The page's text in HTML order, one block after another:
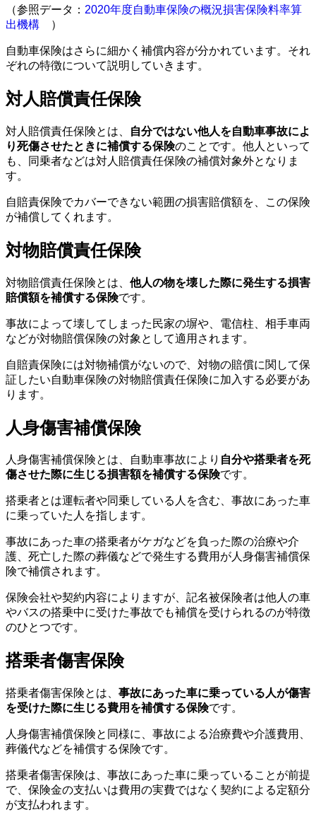
（参照データ： 2020年度自動車保険の概況損害保険料率算
出機構 ）
自動車保険はさらに細かく補償内容が分かれています。それ
ぞれの特徴について説明していきます。
対人賠償責任保険
対人賠償責任保険とは、
自分ではない他人を自動車事故によ
り死傷させたときに補償する保険のことです。他人といって
も、同乗者などは対人賠償責任保険の補償対象外となりま
す。
自賠責保険でカバーできない範囲の損害賠償額を、この保険
が補償してくれます。
対物賠償責任保険
対物賠償責任保険とは、 他人の物を壊した際に発生する損害
賠償額を補償する保険です。
事故によって壊してしまった民家の塀や、電信柱、相手車両
などが対物賠償保険の対象として適用されます。
自賠責保険には対物補償がないので、対物の賠償に関して保
証したい自動車保険の対物賠償責任保険に加入する必要があ
ります。
人身傷害補償保険
人身傷害補償保険とは、自動車事故により 自分や搭乗者を死
傷させた際に生じる損害額を補償する保険です。
搭乗者とは運転者や同乗している人を含む、事故にあった車
に乗っていた人を指します。
事故にあった車の搭乗者がケガなどを負った際の治療や介
護、死亡した際の葬儀などで発生する費用が人身傷害補償保
険で補償されます。
保険会社や契約内容によりますが、記名被保険者は他人の車
やバスの搭乗中に受けた事故でも補償を受けられるのが特徴
のひとつです。
搭乗者傷害保険
搭乗者傷害保険とは、 事故にあった車に乗っている人が傷害
を受けた際に生じる費用を補償する保険です。
人身傷害補償保険と同様に、事故による治療費や介護費用、
葬儀代などを補償する保険です。
搭乗者傷害保険は、事故にあった車に乗っていることが前提
で、保険金の支払いは費用の実費ではなく契約による定額分
が支払われます。